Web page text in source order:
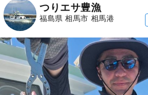
つりエサ豊漁
福島県 相馬市 相馬港